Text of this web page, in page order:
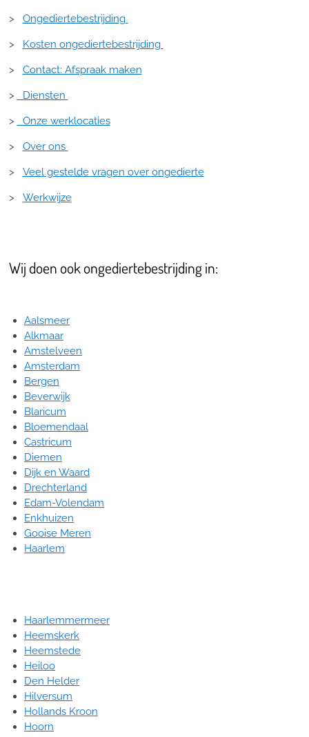
> Ongediertebestrijding
> Kosten ongediertebestrijding
> Contact: Afspraak maken
> Diensten
> Onze werklocaties
> Over ons
> Veel gestelde vragen over ongedierte
> Werkwijze
Wij doen ook ongediertebestrijding in:
Aalsmeer
Alkmaar
Amstelveen
Amsterdam
Bergen
Beverwijk
Blaricum
Bloemendaal
Castricum
Diemen
Dijk en Waard
Drechterland
Edam-Volendam
Enkhuizen
Gooise Meren
Haarlem
Haarlemmermeer
Heemskerk
Heemstede
Heiloo
Den Helder
Hilversum
Hollands Kroon
Hoorn